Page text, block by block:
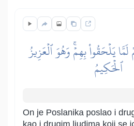
يَلۡحَقُواْ بِهِمۡۚ وَهُوَ ٱلۡعَزِيزُ
ٱلۡحَكِيمُ
On je Poslanika poslao i
kao i drugim ljudima koji se